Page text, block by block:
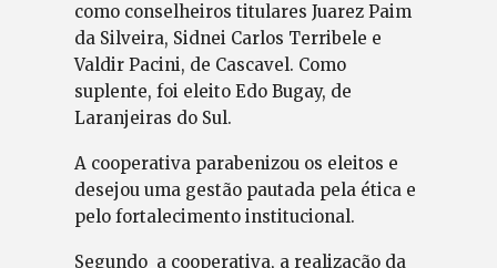
como conselheiros titulares Juarez Paim
da Silveira, Sidnei Carlos Terribele e
Valdir Pacini, de Cascavel. Como
suplente, foi eleito Edo Bugay, de
Laranjeiras do Sul.
A cooperativa parabenizou os eleitos e
desejou uma gestão pautada pela ética e
pelo fortalecimento institucional.
Segundo a cooperativa, a realização da